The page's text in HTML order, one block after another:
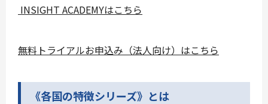
INSIGHT ACADEMYはこちら
無料トライアルお申込み（法人向け）はこちら
《各国の特徴シリーズ》とは